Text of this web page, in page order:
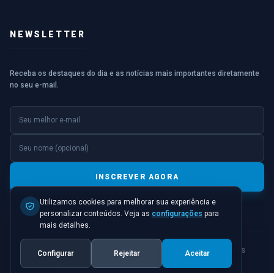
NEWSLETTER
Receba os destaques do dia e as notícias mais importantes diretamente
no seu e-mail.
E-mail
Nome (opcional)
INSCREVER AGORA
© 2026 JORNAL PONTO INICIAL. TODOS OS DIREITOS
RESERVADOS.
POLÍTICA DE PRIVACIDADETERMOS DE USOCONTATO
Utilizamos cookies para melhorar sua experiência e
personalizar conteúdos. Veja as configurações para
mais detalhes.
Configurar Rejeitar Aceitar